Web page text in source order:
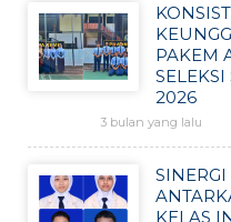
PAKEM
2026
3 bulan yang lalu
KELAS